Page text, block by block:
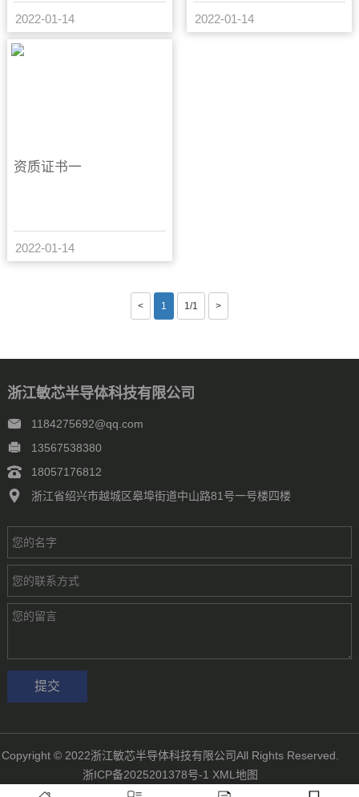
2022-01-14 2022-01-14
资质证书一
2022-01-14
< 1 1/1 >
浙江敏芯半导体科技有限公司
1184275692@qq.com
13567538380
18057176812
浙江省绍兴市越城区皋埠街道中山路81号一号楼四楼
Copyright © 2022浙江敏芯半导体科技有限公司All Rights Reserved.
浙ICP备2025201378号-1 XML地图